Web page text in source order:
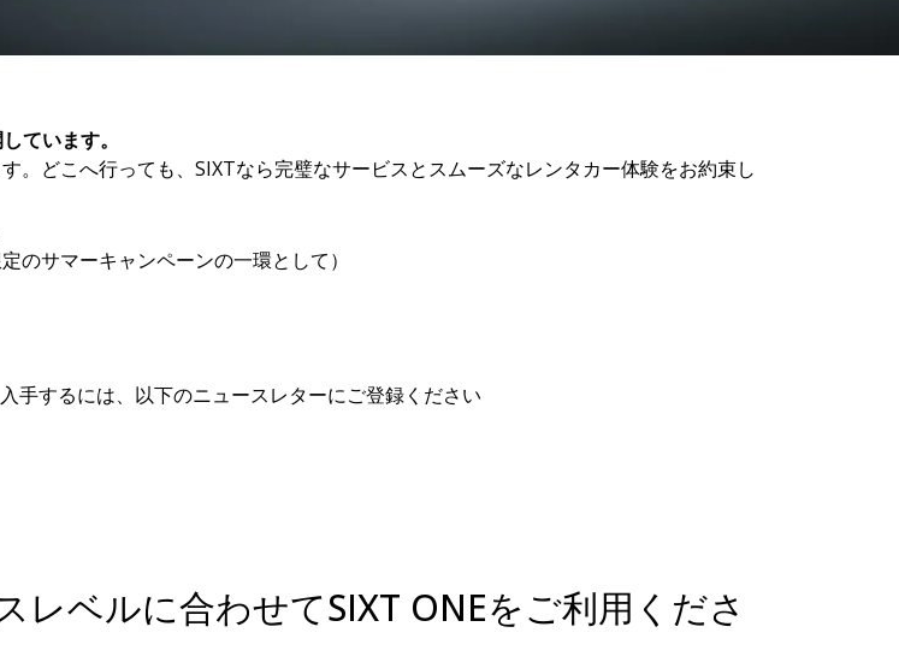
に収益が得
ています。
。どこへ行っても、SIXTなら完璧なサービスとスムーズなレンタカー体験をお約束し
のサマーキャンペーンの一環として）
手するには、以下のニュースレターにご登録ください
レベルに合わせてSIXT ONEをご利用くださ